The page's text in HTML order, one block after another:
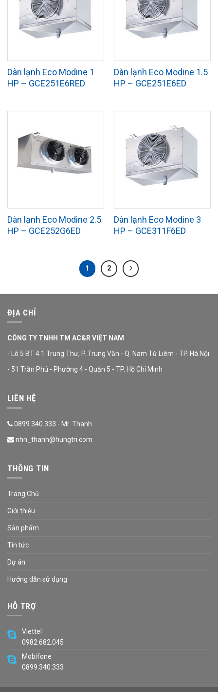
Dàn lạnh Eco Modine 1
HP – GCE251E6RED
Dàn lạnh Eco Modine 1.5
HP – GCE251E6ED
Dàn lạnh Eco Modine 2.5
HP – GCE252G6ED
Dàn lạnh Eco Modine 3
HP – GCE311F6ED
1 2
ĐỊA CHỈ
CÔNG TY TNHH TM AC&R VIỆT NAM
- Lô 5 BT 4.1 Trung Thư, P. Trung Văn - Q. Nam Từ Liêm - TP. Hà Nội
- 51 Trần Phú - Phường 4 - Quận 5 - TP. Hồ Chí Minh
LIÊN HỆ
0899.340.333 - Mr. Thanh
nhn_thanh@hungtri.com
THÔNG TIN
Trang Chủ
Giới thiệu
Sản phẩm
Tin tức
Dự án
Hướng dẫn sử dụng
HỖ TRỢ
Viettel
0982.682.045
Mobifone
0899.340.333